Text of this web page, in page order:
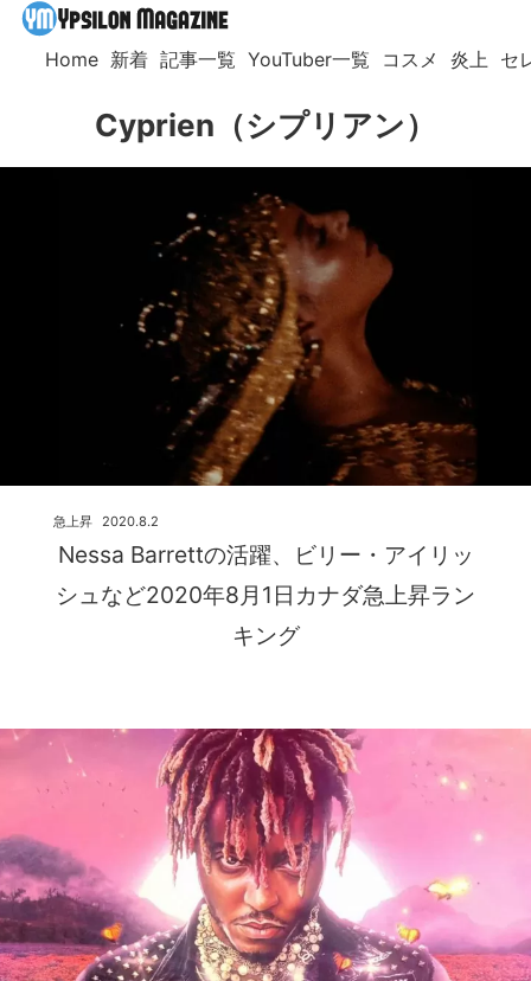
Home 新着 記事一覧 YouTuber一覧 コスメ 炎上 セ
Cyprien（シプリアン）
Nessa Barrettの活躍、ビリー・アイリッ
シュなど2020年8月1日カナダ急上昇ラン
キング
2020.8.2
急上昇